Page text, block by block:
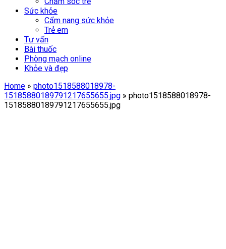
Sức khỏe
Cẩm nang sức khỏe
Trẻ em
Tư vấn
Bài thuốc
Phòng mạch online
Khỏe và đẹp
Home » photo1518588018978-
15185880189791217655655.jpg » photo1518588018978-
15185880189791217655655.jpg